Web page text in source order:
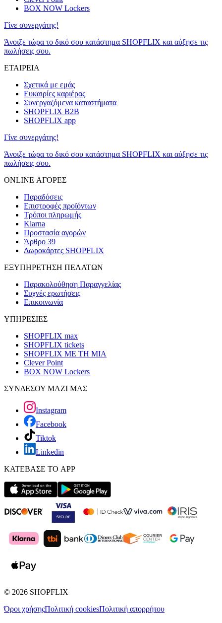
BOX NOW Lockers
Γίνε συνεργάτης!
Άνοιξε τώρα το δικό σου κατάστημα SHOPFLIX και αύξησε τις
πωλήσεις σου.
ΕΤΑΙΡΕΙΑ
Σχετικά με εμάς
Ευκαιρίες καριέρας
Συνεργαζόμενα καταστήματα
SHOPFLIX B2B
SHOPFLIX app
Γίνε συνεργάτης!
Άνοιξε τώρα το δικό σου κατάστημα SHOPFLIX και αύξησε τις
πωλήσεις σου.
ONLINE ΑΓΟΡΕΣ
Παραδόσεις
Επιστροφές προϊόντων
Τρόποι πληρωμής
Klarna
Προστασία αγορών
Άρθρο 39
Δωροκάρτες SHOPFLIX
ΕΞΥΠΗΡΕΤΗΣΗ ΠΕΛΑΤΩΝ
Παρακολούθηση Παραγγελίας
Συχνές ερωτήσεις
Επικοινωνία
ΥΠΗΡΕΣΙΕΣ
SHOPFLIX max
SHOPFLIX tickets
SHOPFLIX ΜΕ ΤΗ ΜΙΑ
Clever Point
BOX NOW Lockers
ΣΥΝΔΕΣΟΥ ΜΑΖΙ ΜΑΣ
Instagram
Facebook
Tiktok
Linkedin
ΚΑΤΕΒΑΣΕ ΤΟ APP
© 2026 SHOPFLIX
Όροι χρήσηςΠολιτική cookiesΠολιτική απορρήτου